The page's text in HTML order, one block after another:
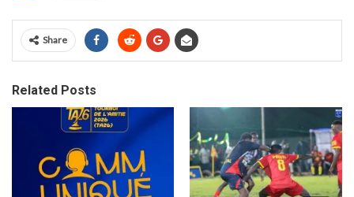
Share
Related Posts